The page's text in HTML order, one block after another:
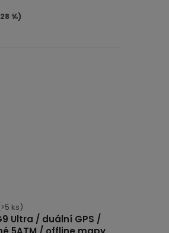
%)
Ultra / duální GPS /
ks)